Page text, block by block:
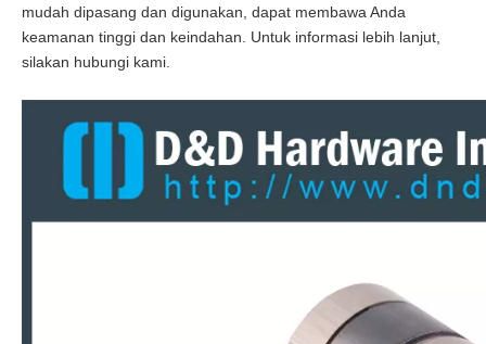
mudah dipasang dan digunakan, dapat membawa Anda
keamanan tinggi dan keindahan. Untuk informasi lebih lanjut,
silakan hubungi kami.